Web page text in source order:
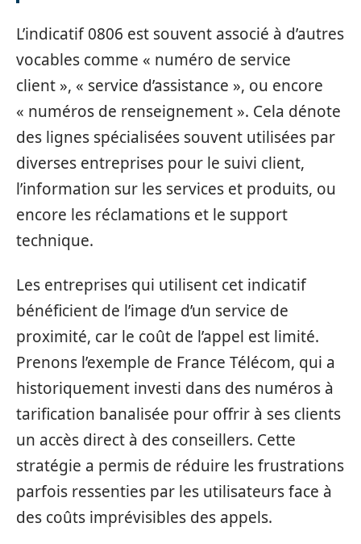
L’indicatif 0806 est souvent associé à d’autres
vocables comme « numéro de service
client », « service d’assistance », ou encore
« numéros de renseignement ». Cela dénote
des lignes spécialisées souvent utilisées par
diverses entreprises pour le suivi client,
l’information sur les services et produits, ou
encore les réclamations et le support
technique.
Les entreprises qui utilisent cet indicatif
bénéficient de l’image d’un service de
proximité, car le coût de l’appel est limité.
Prenons l’exemple de France Télécom, qui a
historiquement investi dans des numéros à
tarification banalisée pour offrir à ses clients
un accès direct à des conseillers. Cette
stratégie a permis de réduire les frustrations
parfois ressenties par les utilisateurs face à
des coûts imprévisibles des appels.